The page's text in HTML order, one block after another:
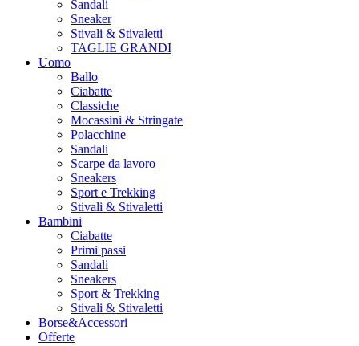
Sandali
Sneaker
Stivali & Stivaletti
TAGLIE GRANDI
Uomo
Ballo
Ciabatte
Classiche
Mocassini & Stringate
Polacchine
Sandali
Scarpe da lavoro
Sneakers
Sport e Trekking
Stivali & Stivaletti
Bambini
Ciabatte
Primi passi
Sandali
Sneakers
Sport & Trekking
Stivali & Stivaletti
Borse&Accessori
Offerte